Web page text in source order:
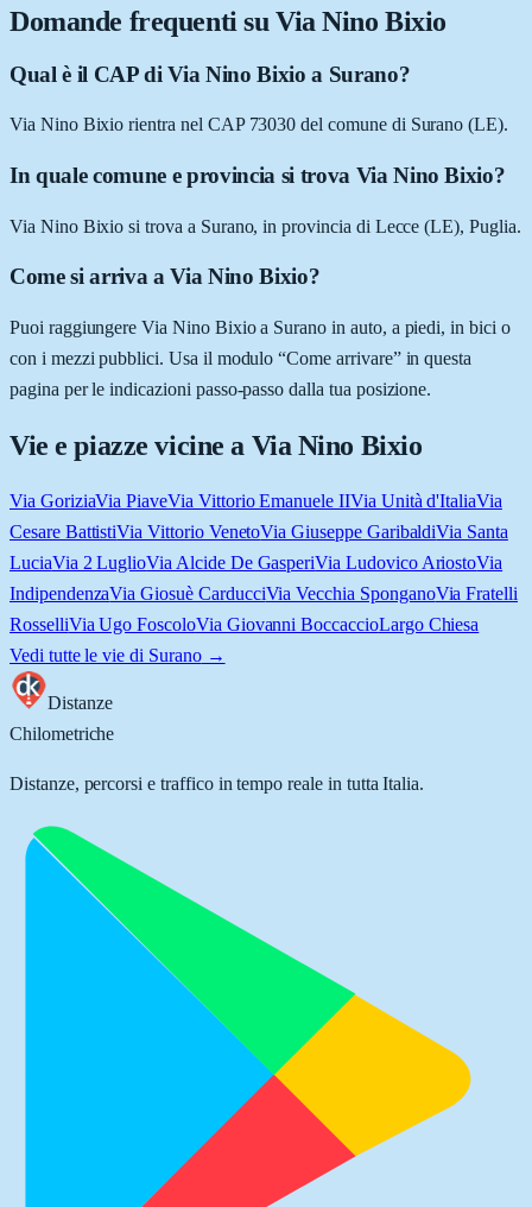
Domande frequenti su Via Nino Bixio
Qual è il CAP di Via Nino Bixio a Surano?
Via Nino Bixio rientra nel CAP 73030 del comune di Surano (LE).
In quale comune e provincia si trova Via Nino Bixio?
Via Nino Bixio si trova a Surano, in provincia di Lecce (LE), Puglia.
Come si arriva a Via Nino Bixio?
Puoi raggiungere Via Nino Bixio a Surano in auto, a piedi, in bici o
con i mezzi pubblici. Usa il modulo “Come arrivare” in questa
pagina per le indicazioni passo-passo dalla tua posizione.
Vie e piazze vicine a Via Nino Bixio
Via GoriziaVia PiaveVia Vittorio Emanuele IIVia Unità d'ItaliaVia
Cesare BattistiVia Vittorio VenetoVia Giuseppe GaribaldiVia Santa
LuciaVia 2 LuglioVia Alcide De GasperiVia Ludovico AriostoVia
IndipendenzaVia Giosuè CarducciVia Vecchia SponganoVia Fratelli
RosselliVia Ugo FoscoloVia Giovanni BoccaccioLargo Chiesa
Vedi tutte le vie di Surano→
Distanze
Chilometriche
Distanze, percorsi e traffico in tempo reale in tutta Italia.